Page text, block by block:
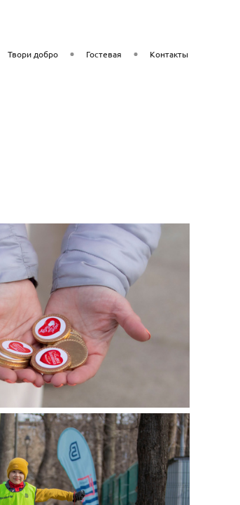
Твори добро Гостевая Контакты